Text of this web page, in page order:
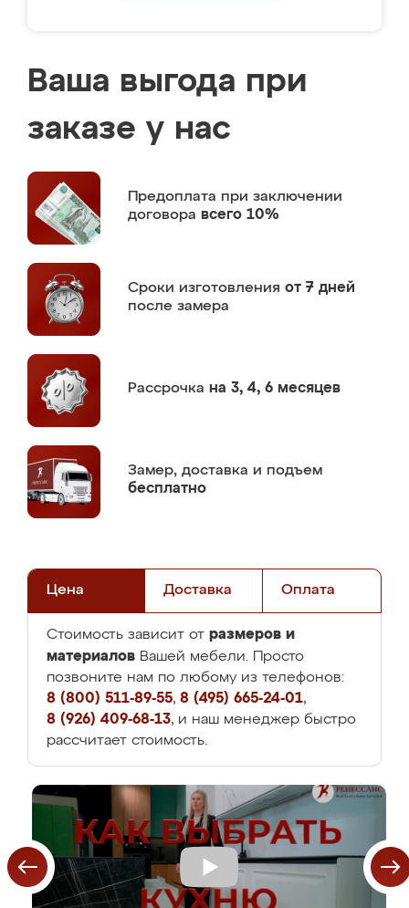
Ваша выгода при
заказе у нас
Предоплата при заключении
договора всего 10%
Сроки изготовления от 7 дней
после замера
Рассрочка на 3, 4, 6 месяцев
Замер, доставка и подъем
бесплатно
Цена Доставка Оплата
Стоимость зависит от размеров и
материалов Вашей мебели. Просто
позвоните нам по любому из телефонов:
8 (800) 511-89-55, 8 (495) 665-24-01,
8 (926) 409-68-13, и наш менеджер быстро
рассчитает стоимость.